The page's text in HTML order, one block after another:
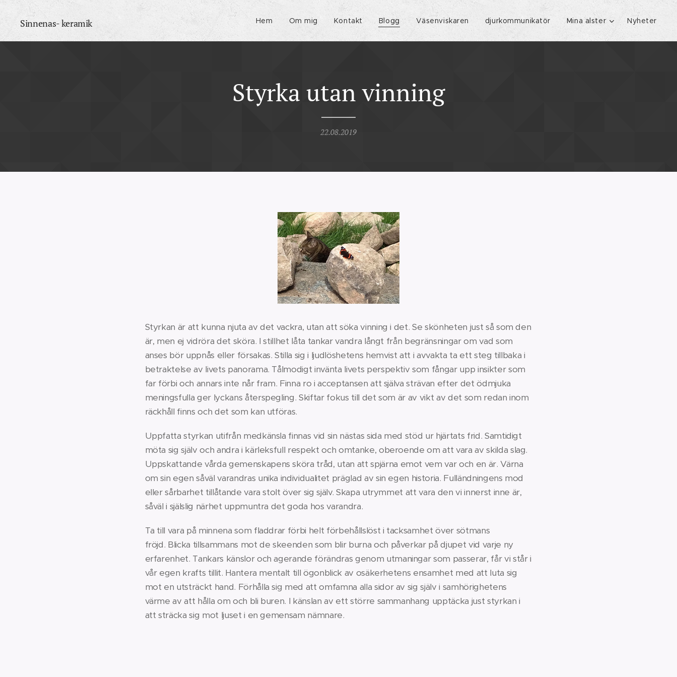
Sinnenas- keramik Hem Om mig Kontakt Blogg Väsenviskaren djurkommunikatör Mina alster Nyheter
Styrka utan vinning
22.08.2019
Styrkan är att kunna njuta av det vackra, utan att söka vinning i det. Se skönheten just så som den
är, men ej vidröra det sköra. I stillhet låta tankar vandra långt från begränsningar om vad som
anses bör uppnås eller försakas. Stilla sig i ljudlöshetens hemvist att i avvakta ta ett steg tillbaka i
betraktelse av livets panorama. Tålmodigt invänta livets perspektiv som fångar upp insikter som
far förbi och annars inte når fram. Finna ro i acceptansen att själva strävan efter det ödmjuka
meningsfulla ger lyckans återspegling. Skiftar fokus till det som är av vikt av det som redan inom
räckhåll finns och det som kan utföras.
Uppfatta styrkan utifrån medkänsla finnas vid sin nästas sida med stöd ur hjärtats frid. Samtidigt
möta sig själv och andra i kärleksfull respekt och omtanke, oberoende om att vara av skilda slag.
Uppskattande vårda gemenskapens sköra tråd, utan att spjärna emot vem var och en är. Värna
om sin egen såväl varandras unika individualitet präglad av sin egen historia. Fulländningens mod
eller sårbarhet tillåtande vara stolt över sig själv. Skapa utrymmet att vara den vi innerst inne är,
såväl i själslig närhet uppmuntra det goda hos varandra.
Ta till vara på minnena som fladdrar förbi helt förbehållslöst i tacksamhet över sötmans
fröjd. Blicka tillsammans mot de skeenden som blir burna och påverkar på djupet vid varje ny
erfarenhet. Tankars känslor och agerande förändras genom utmaningar som passerar, får vi står i
vår egen krafts tillit. Hantera mentalt till ögonblick av osäkerhetens ensamhet med att luta sig
mot en utsträckt hand. Förhålla sig med att omfamna alla sidor av sig själv i samhörighetens
värme av att hålla om och bli buren. I känslan av ett större sammanhang upptäcka just styrkan i
att sträcka sig mot ljuset i en gemensam nämnare.